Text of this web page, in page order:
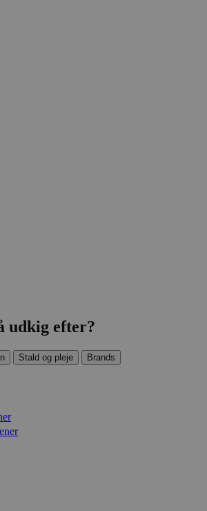
udkig efter?
Stald og pleje Brands